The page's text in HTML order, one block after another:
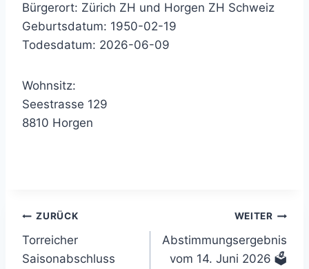
Bürgerort: Zürich ZH und Horgen ZH Schweiz
Geburtsdatum: 1950-02-19
Todesdatum: 2026-06-09
Wohnsitz:
Seestrasse 129
8810 Horgen
Beitragsnavigation
ZURÜCK
Torreicher
Saisonabschluss
WEITER
Abstimmungsergebnis
vom 14. Juni 2026 🗳